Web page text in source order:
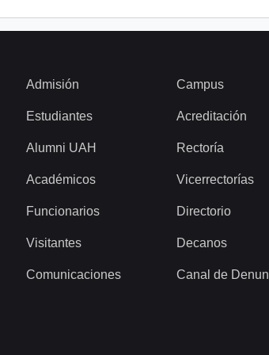
Admisión
Estudiantes
Alumni UAH
Académicos
Funcionarios
Visitantes
Comunicaciones
Campus
Acreditación
Rectoría
Vicerrectorías
Directorio
Decanos
Canal de